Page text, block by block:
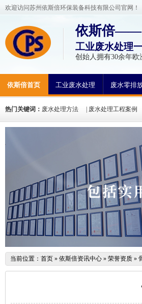
欢迎访问苏州依斯倍环保装备科技有限公司官网！
依斯倍——
工业废水处理
创始人拥有30余年
依斯倍首页 工业废水处理 废水零排
热门关键词： 废水处理方法 废水处理工程案例
当前位置： 首页 » 依斯倍资讯中心 » 荣誉资质 »